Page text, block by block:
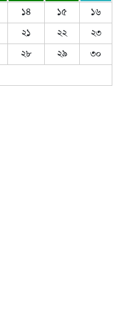
১৪ ১৫
১৬
২১ ২২
২৩
২৮ ২৯
৩০